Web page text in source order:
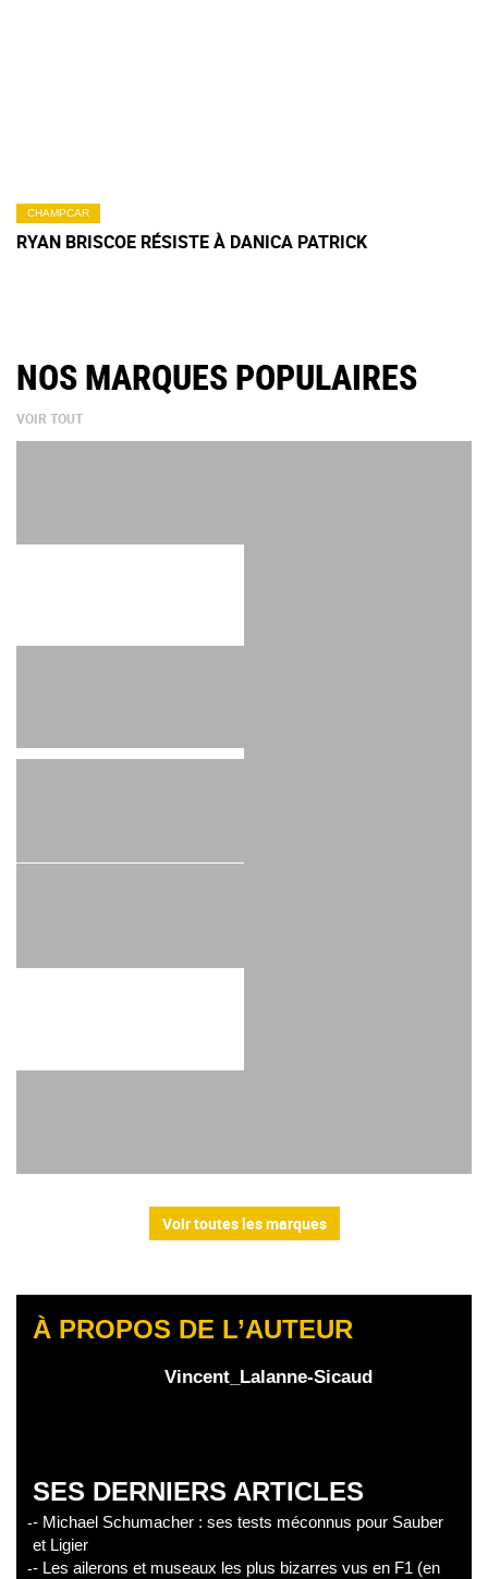
CHAMPCAR
RYAN BRISCOE RÉSISTE À DANICA PATRICK
NOS MARQUES POPULAIRES
VOIR TOUT
Voir toutes les marques
À PROPOS DE L’AUTEUR
Vincent_Lalanne-Sicaud
SES DERNIERS ARTICLES
- Michael Schumacher : ses tests méconnus pour Sauber
et Ligier
- Les ailerons et museaux les plus bizarres vus en F1 (en